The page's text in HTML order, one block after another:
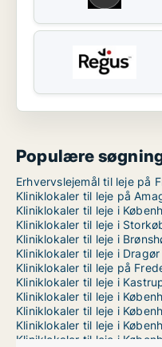
Populære
Erhvervslejemål til leje på
Kliniklokaler til leje på
Kliniklokaler til leje i
Kliniklokaler til leje i
Kliniklokaler til leje i
Kliniklokaler til leje i Dragør
Kliniklokaler til leje på
Kliniklokaler til leje i
Kliniklokaler til leje i
Kliniklokaler til leje i
Kliniklokaler til leje i
Kliniklokaler til leje i